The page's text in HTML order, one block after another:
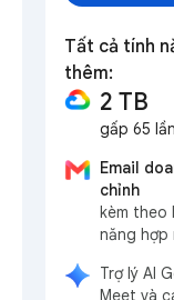
Tất cả tính
thêm:
2 TB
gấp 65
Email
chỉnh
kèm theo
năng
Trợ lý AI
Meet và